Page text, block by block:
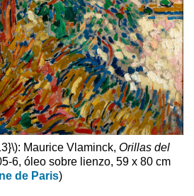
: Maurice Vlaminck, Orillas del
6, óleo sobre lienzo, 59 x 80 cm
de Paris)